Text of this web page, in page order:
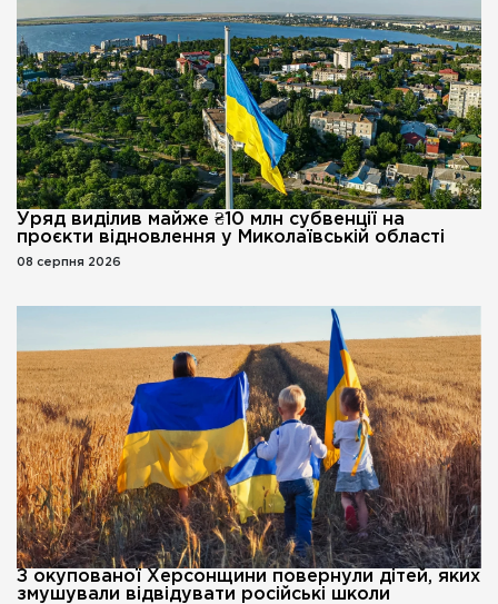
Уряд виділив майже ₴10 млн субвенції на
проєкти відновлення у Миколаївській області
08 серпня 2026
З окупованої Херсонщини повернули дітей, яких
змушували відвідувати російські школи